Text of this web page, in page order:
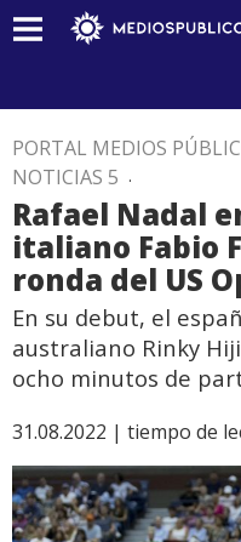
PORTAL MEDIOS
NOTICIAS 5 .
Rafael Nadal
italiano Fabio
ronda del US
En su debut, el
australiano Rinky
ocho minutos de
31.08.2022 | tiempo de